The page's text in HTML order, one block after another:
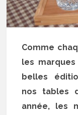
Comme
les
belles
nos tables
année, les